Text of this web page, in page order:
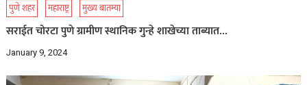
पुणे शहर
महाराष्ट्र मुख्य बातम्या
सराईत चोरटा पुणे ग्रामीण स्थानिक गुन्हे शाखेच्या ताब्यात…
January 9, 2024